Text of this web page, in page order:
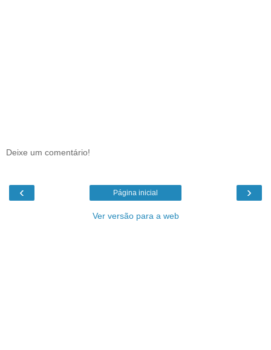
Deixe um comentário!
‹ ›
Página inicial
Ver versão para a web